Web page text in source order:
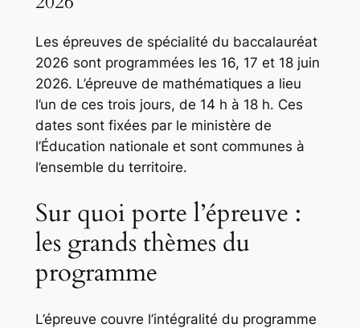
Les épreuves de spécialité du baccalauréat
2026 sont programmées les 16, 17 et 18 juin
2026. L’épreuve de mathématiques a lieu
l’un de ces trois jours, de 14 h à 18 h. Ces
dates sont fixées par le ministère de
l’Éducation nationale et sont communes à
l’ensemble du territoire.
Sur quoi porte l’épreuve :
les grands thèmes du
programme
L’épreuve couvre l’intégralité du programme